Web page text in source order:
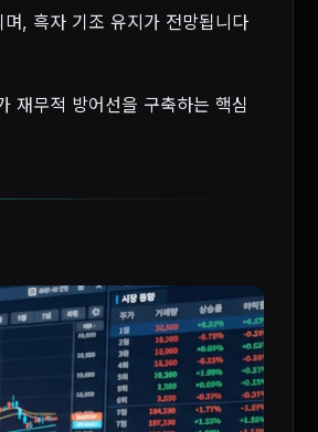
, 흑자 기조 유지가 전망됩니다
재무적 방어선을 구축하는 핵심